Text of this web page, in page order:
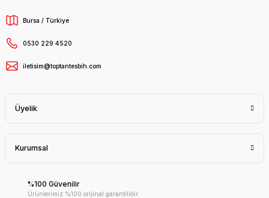
Bursa / Türkiye
0530 229 4520
iletisim@toptantesbih.com
Üyelik
Kurumsal
%100 Güvenilir
Ürünlerimiz %100 orijinal garantilidir.